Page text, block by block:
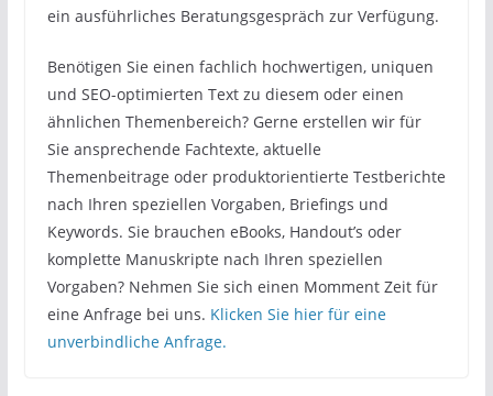
ein ausführliches Beratungsgespräch zur Verfügung.
Benötigen Sie einen fachlich hochwertigen, uniquen
und SEO-optimierten Text zu diesem oder einen
ähnlichen Themenbereich? Gerne erstellen wir für
Sie ansprechende Fachtexte, aktuelle
Themenbeitrage oder produktorientierte Testberichte
nach Ihren speziellen Vorgaben, Briefings und
Keywords. Sie brauchen eBooks, Handout’s oder
komplette Manuskripte nach Ihren speziellen
Vorgaben? Nehmen Sie sich einen Momment Zeit für
eine Anfrage bei uns. Klicken Sie hier für eine
unverbindliche Anfrage.